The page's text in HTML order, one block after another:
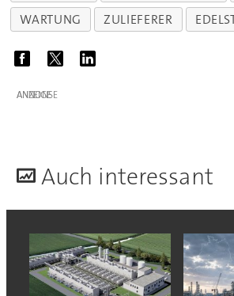
WARTUNG
ZULIEFERER
ANZEIGE
Auch interessant